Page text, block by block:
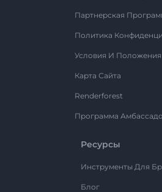
Партнерская
Политика
Условия И Положения
Карта Сайта
Renderforest
Программа
Ресурсы
Инструменты Для
Блог